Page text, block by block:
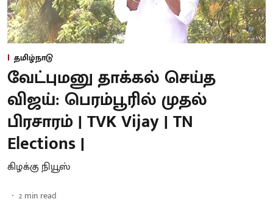
தமிழ்நாடு
வேட்புமனு தாக்கல் செய்த
விஜய்: பெரம்பூரில் முதல்
பிரசாரம் | TVK Vijay | TN
Elections |
கிழக்கு நியூஸ்
2 min read